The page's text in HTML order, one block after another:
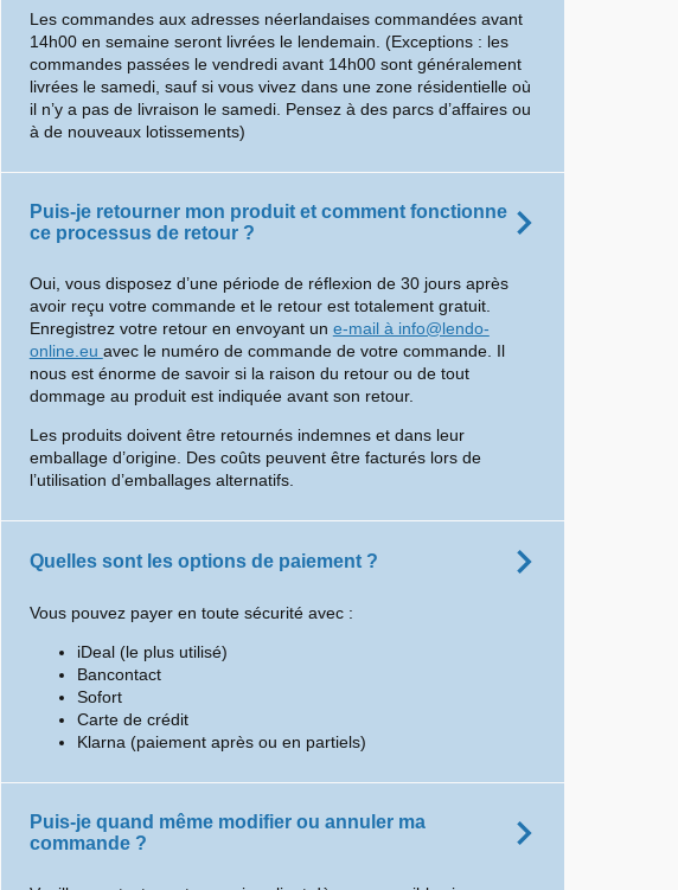
Les commandes aux adresses néerlandaises commandées avant
14h00 en semaine seront livrées le lendemain. (Exceptions : les
commandes passées le vendredi avant 14h00 sont généralement
livrées le samedi, sauf si vous vivez dans une zone résidentielle où
il n’y a pas de livraison le samedi. Pensez à des parcs d’affaires ou
à de nouveaux lotissements)
Puis-je retourner mon produit et comment fonctionne
ce processus de retour ?
Oui, vous disposez d’une période de réflexion de 30 jours après
avoir reçu votre commande et le retour est totalement gratuit.
Enregistrez votre retour en envoyant un e-mail à info@lendo-
online.eu avec le numéro de commande de votre commande. Il
nous est énorme de savoir si la raison du retour ou de tout
dommage au produit est indiquée avant son retour.
Les produits doivent être retournés indemnes et dans leur
emballage d’origine. Des coûts peuvent être facturés lors de
l’utilisation d’emballages alternatifs.
Quelles sont les options de paiement ?
Vous pouvez payer en toute sécurité avec :
iDeal (le plus utilisé)
Bancontact
Sofort
Carte de crédit
Klarna (paiement après ou en partiels)
Puis-je quand même modifier ou annuler ma
commande ?